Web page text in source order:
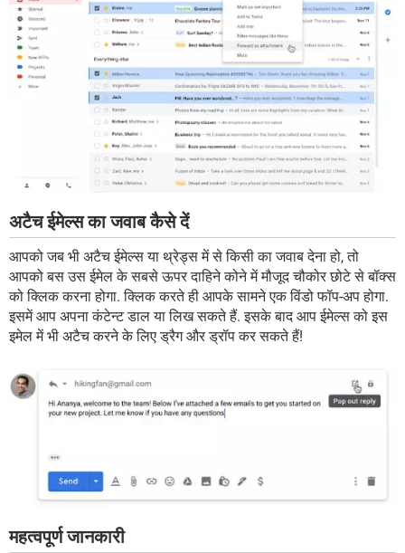
अटैच ईमेल्स का जवाब कैसे दें
आपको जब भी अटैच ईमेल्स या थ्रेड्स में से किसी का जवाब देना हो, तो
आपको बस उस ईमेल के सबसे ऊपर दाहिने कोने में मौजूद चौकोर छोटे से बॉक्स
को क्लिक करना होगा. क्लिक करते ही आपके सामने एक विंडो फॉप-अप होगा.
इसमें आप अपना कंटेन्ट डाल या लिख सकते हैं. इसके बाद आप ईमेल्स को इस
इमेल में भी अटैच करने के लिए ड्रैग और ड्रॉप कर सकते हैं!
महत्वपूर्ण जानकारी